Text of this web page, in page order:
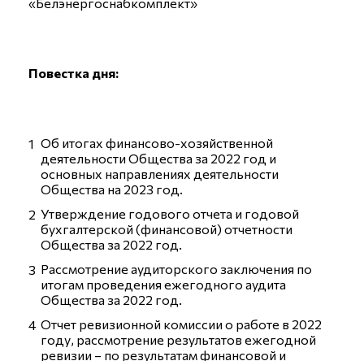
Повестка дня:
Об итогах финансово-хозяйственной
деятельности Общества за 2022 год и
основных направлениях деятельности
Общества на 2023 год.
Утверждение годового отчета и годовой
бухгалтерской (финансовой) отчетности
Общества за 2022 год.
Рассмотрение аудиторского заключения по
итогам проведения ежегодного аудита
Общества за 2022 год.
Отчет ревизионной комиссии о работе в 2022
году, рассмотрение результатов ежегодной
ревизии – по результатам финансовой и